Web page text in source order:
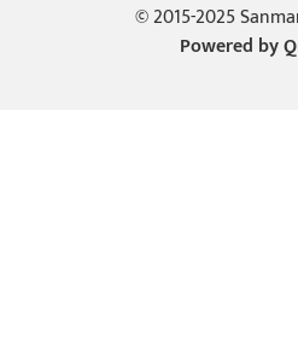
© 2015-2025
Powered by